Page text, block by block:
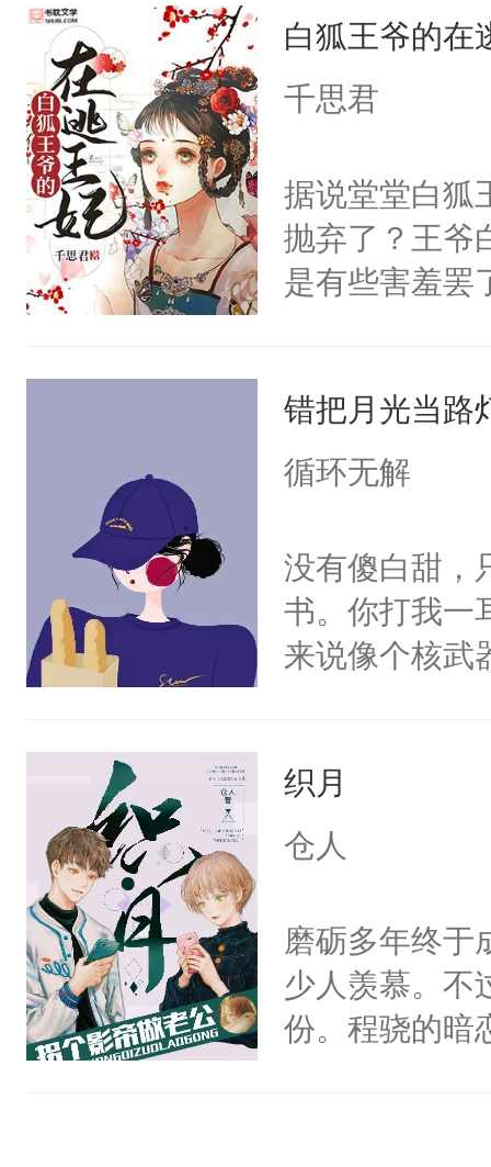
武流苏势要查
忙，武流苏
经起伏，在成
炆对自己始终
最后关头帮赵
白狐王爷的在
千思君
据说堂堂白狐
抛弃了？王爷
是有些害羞罢
想，需得寸
想往哪里跑呢
的夫人，你倒
手投降，说：
我背后拿开？”
错把月光当路
循环无解
没有傻白甜，
书。你打我一
来说像个核武
织月
仓人
磨砺多年终于
少人羡慕。不
份。程骁的暗